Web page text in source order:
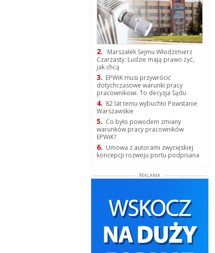
2.
Marszałek Sejmu Włodzimierz
Czarzasty: Ludzie mają prawo żyć,
jak chcą
3. EPWiK musi przywrócić
dotychczasowe warunki pracy
pracownikowi. To decyzja Sądu
4. 82 lat temu wybuchło Powstanie
Warszawskie
5. Co było powodem zmiany
warunków pracy pracowników
EPWiK?
6. Umowa z autorami zwycięskiej
koncepcji rozwoju portu podpisana
REKLAMA